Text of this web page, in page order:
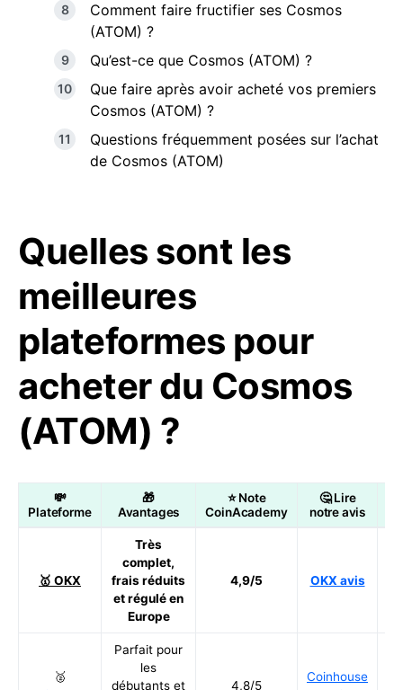
Comment faire fructifier ses Cosmos
(ATOM) ?
Qu’est-ce que Cosmos (ATOM) ?
Que faire après avoir acheté vos premiers
Cosmos (ATOM) ?
Questions fréquemment posées sur l’achat
de Cosmos (ATOM)
Quelles sont les
meilleures
plateformes pour
acheter du Cosmos
(ATOM) ?
💸
Plateforme
🎁
Avantages
⭐ Note
CoinAcademy
🤔 Lire
notre avis
🥇 OKX
Très
complet,
frais réduits
et régulé en
Europe
4,9/5 OKX avis
🥈
Parfait pour
les
débutants et
4,8/5
Coinhouse